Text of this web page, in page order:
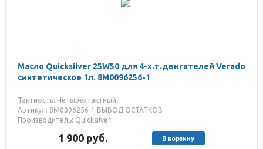
Масло Quicksilver 25W50 для 4-х.т.двигателей Verado
синтетическое 1л. 8M0096256-1
Тактность: Четырехтактный
Артикул: 8M0096256-1 ВЫВОД ОСТАТКОВ
Производитель: Quicksilver
1 900 руб. В корзину